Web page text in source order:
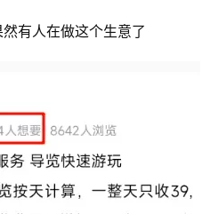
有人在做这个生意了